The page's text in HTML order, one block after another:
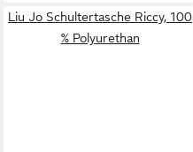
Liu Jo Schultertasche Riccy, 100
% Polyurethan